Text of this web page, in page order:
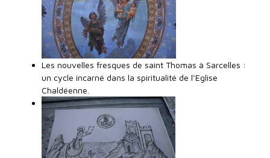
Les nouvelles fresques de saint Thomas à Sarcelles :
un cycle incarné dans la spiritualité de l’Eglise
Chaldéenne.